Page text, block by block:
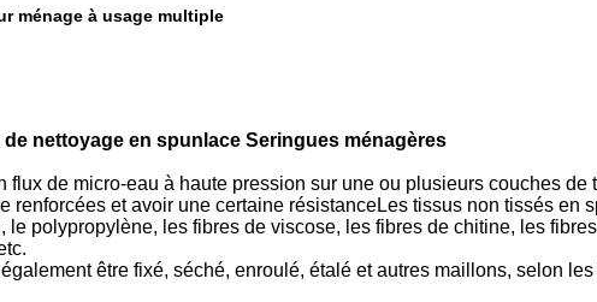
ménage à usage multiple
nettoyage en spunlace Seringues ménagères
de micro-eau à haute pression sur une ou plusieurs couches
renforcées et avoir une certaine résistanceLes tissus non tissés en
polypropylène, les fibres de viscose, les fibres de chitine, les
être fixé, séché, enroulé, étalé et autres maillons, selon